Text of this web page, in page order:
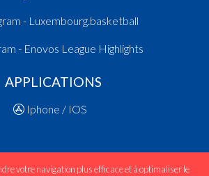
- Luxembourg.basketball
- Enovos League Highlights
APPLICATIONS
Iphone / IOS
votre navigation plus efficace et à optimaliser le